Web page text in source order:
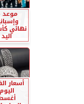
موعد
نهائي
أسعار